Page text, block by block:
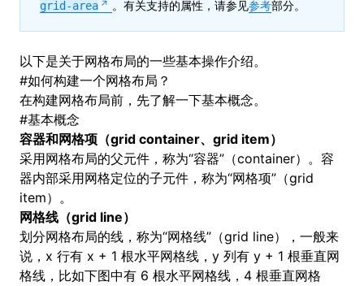
grid-area 。有关支持的属性，请参见参考部分。
以下是关于网格布局的一些基本操作介绍。
#如何构建一个网格布局？
在构建网格布局前，先了解一下基本概念。
#基本概念
容器和网格项（grid container、grid item）
采用网格布局的父元件，称为“容器”（container）。容
器内部采用网格定位的子元件，称为“网格项”（grid
item）。
网格线（grid line）
划分网格布局的线，称为“网格线”（grid line），一般来
说，x 行有 x + 1 根水平网格线，y 列有 y + 1 根垂直网
格线，比如下图中有 6 根水平网格线，4 根垂直网格